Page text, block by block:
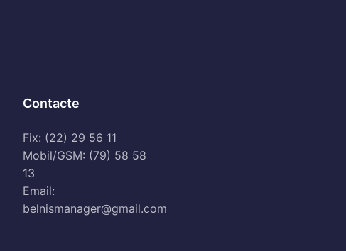
Contacte
Fix: (22) 29 56 11
Mobil/GSM: (79) 58 58
13
Email:
belnismanager@gmail.com